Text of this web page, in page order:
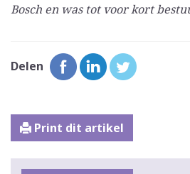
Bosch en was tot voor kort
Delen
Print dit artikel